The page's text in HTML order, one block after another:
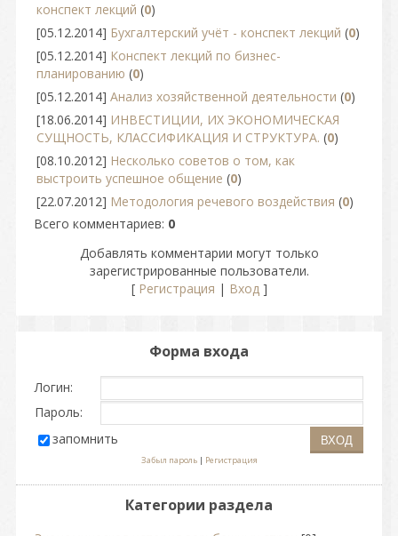
конспект лекций (0)
[05.12.2014] Бухгалтерский учёт - конспект лекций (0)
[05.12.2014] Конспект лекций по бизнес-
планированию (0)
[05.12.2014] Анализ хозяйственной деятельности (0)
[18.06.2014] ИНВЕСТИЦИИ, ИХ ЭКОНОМИЧЕСКАЯ
СУЩНОСТЬ, КЛАССИФИКАЦИЯ И СТРУКТУРА. (0)
[08.10.2012] Несколько советов о том, как
выстроить успешное общение (0)
[22.07.2012] Методология речевого воздействия (0)
Всего комментариев: 0
Добавлять комментарии могут только
зарегистрированные пользователи.
[ Регистрация | Вход]
Форма входа
Логин:
Пароль:
запомнить
Забыл пароль| Регистрация
Категории раздела